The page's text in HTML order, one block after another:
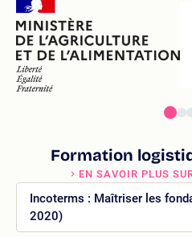
Formation
EN SAVOIR PLUS
Incoterms : Maîtriser les
2020)